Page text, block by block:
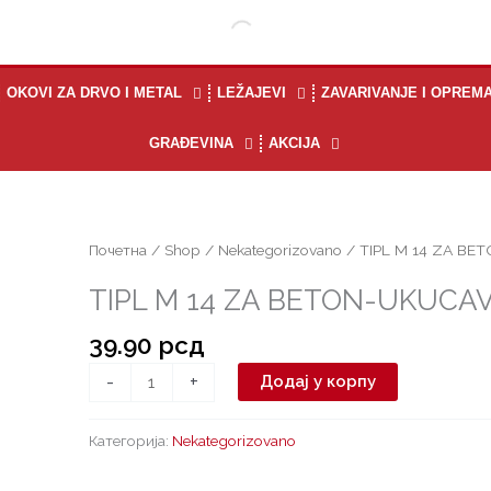
OKOVI ZA DRVO I METAL LEŽAJEVI ZAVARIVANJE I
GRAĐEVINA AKCIJA
Почетна / Shop / Nekategorizovano / TIPL M 14 ZA
TIPL M 14 ZA BETON-
39.90 рсд
-
TIPL
BETON-
UKUCAVAJUCI
+ Додај у корпу
Категорија: Nekategorizovano